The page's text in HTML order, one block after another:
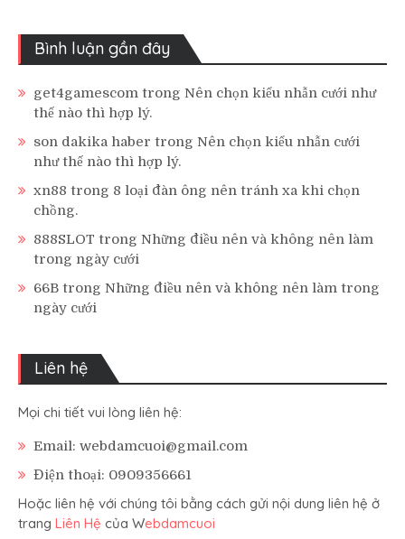
Bình luận gần đây
get4gamescom trong Nên chọn kiểu nhẫn cưới như
thế nào thì hợp lý.
son dakika haber trong Nên chọn kiểu nhẫn cưới
như thế nào thì hợp lý.
xn88 trong 8 loại đàn ông nên tránh xa khi chọn
chồng.
888SLOT trong Những điều nên và không nên làm
trong ngày cưới
66B trong Những điều nên và không nên làm trong
ngày cưới
Liên hệ
Mọi chi tiết vui lòng liên hệ:
Email: webdamcuoi@gmail.com
Điện thoại: 0909356661
Hoặc liên hệ với chúng tôi bằng cách gửi nội dung liên hệ ở
trang Liên Hệ của Webdamcuoi